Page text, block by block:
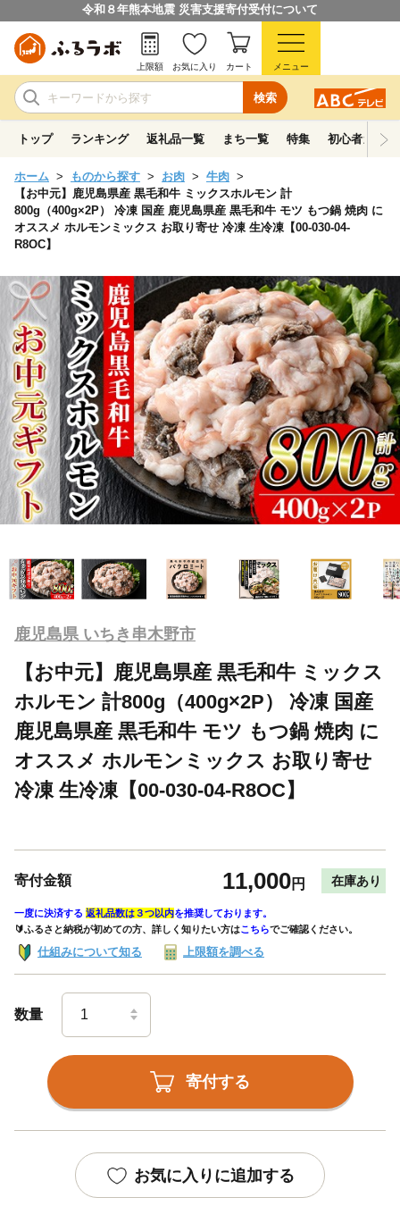
令和８年熊本地震 災害支援寄付受付について
検索
上限額 お気に入り カート メニュー
トップ ランキング 返礼品一覧 まち一覧 特集 初心者ガイド
ホーム ものから探す お肉
牛肉
【お中元】鹿児島県産 黒毛和牛 ミックスホルモン 計
800g（400g×2P） 冷凍 国産 鹿児島県産 黒毛和牛 モツ もつ鍋 焼肉 に
オススメ ホルモンミックス お取り寄せ 冷凍 生冷凍【00-030-04-
R8OC】
鹿児島県 いちき串木野市
【お中元】鹿児島県産 黒毛和牛 ミックス
ホルモン 計800g（400g×2P） 冷凍 国産
鹿児島県産 黒毛和牛 モツ もつ鍋 焼肉 に
オススメ ホルモンミックス お取り寄せ
冷凍 生冷凍【00-030-04-R8OC】
寄付金額 11,000円 在庫あり
一度に決済する 返礼品数は３つ以内を推奨しております。
🔰ふるさと納税が初めての方、詳しく知りたい方はこちらでご確認ください。
仕組みについて知る 上限額を調べる
数量
寄付する
お気に入りに追加する